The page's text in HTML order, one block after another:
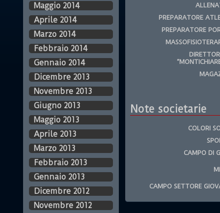
Maggio 2014
Aprile 2014
Marzo 2014
Febbraio 2014
Gennaio 2014
Dicembre 2013
Novembre 2013
Giugno 2013
Maggio 2013
Aprile 2013
Marzo 2013
Febbraio 2013
Gennaio 2013
Dicembre 2012
Novembre 2012
PREPARATORE
PREPARATORE
Note societarie
COLORI
CAMPO DI
CAMPO SETTORE